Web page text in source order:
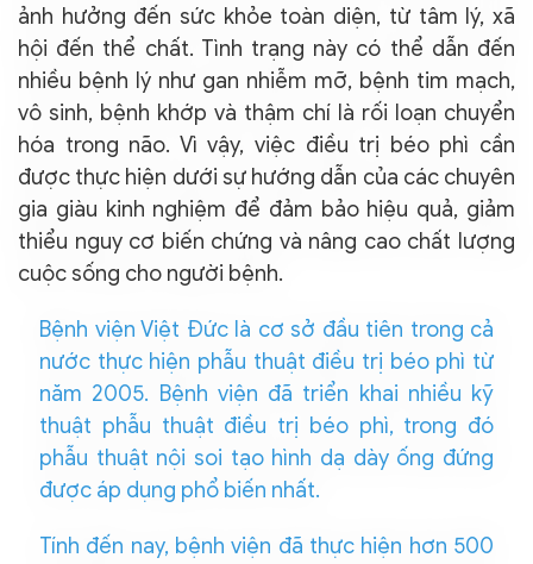
ảnh hưởng đến sức khỏe toàn diện, từ tâm lý, xã
hội đến thể chất. Tình trạng này có thể dẫn đến
nhiều bệnh lý như gan nhiễm mỡ, bệnh tim mạch,
vô sinh, bệnh khớp và thậm chí là rối loạn chuyển
hóa trong não. Vì vậy, việc điều trị béo phì cần
được thực hiện dưới sự hướng dẫn của các chuyên
gia giàu kinh nghiệm để đảm bảo hiệu quả, giảm
thiểu nguy cơ biến chứng và nâng cao chất lượng
cuộc sống cho người bệnh.
Bệnh viện Việt Đức là cơ sở đầu tiên trong cả
nước thực hiện phẫu thuật điều trị béo phì từ
năm 2005. Bệnh viện đã triển khai nhiều kỹ
thuật phẫu thuật điều trị béo phì, trong đó
phẫu thuật nội soi tạo hình dạ dày ống đứng
được áp dụng phổ biến nhất.
Tính đến nay, bệnh viện đã thực hiện hơn 500